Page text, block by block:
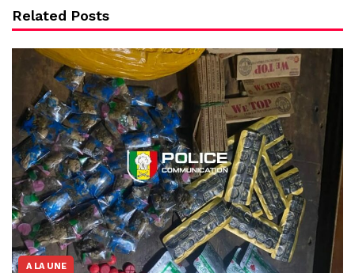
Related Posts
A LA UNE